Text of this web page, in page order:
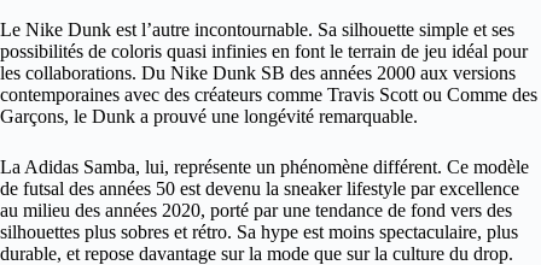
Le Nike Dunk est l’autre incontournable. Sa silhouette simple et ses
possibilités de coloris quasi infinies en font le terrain de jeu idéal pour
les collaborations. Du Nike Dunk SB des années 2000 aux versions
contemporaines avec des créateurs comme Travis Scott ou Comme des
Garçons, le Dunk a prouvé une longévité remarquable.
La Adidas Samba, lui, représente un phénomène différent. Ce modèle
de futsal des années 50 est devenu la sneaker lifestyle par excellence
au milieu des années 2020, porté par une tendance de fond vers des
silhouettes plus sobres et rétro. Sa hype est moins spectaculaire, plus
durable, et repose davantage sur la mode que sur la culture du drop.